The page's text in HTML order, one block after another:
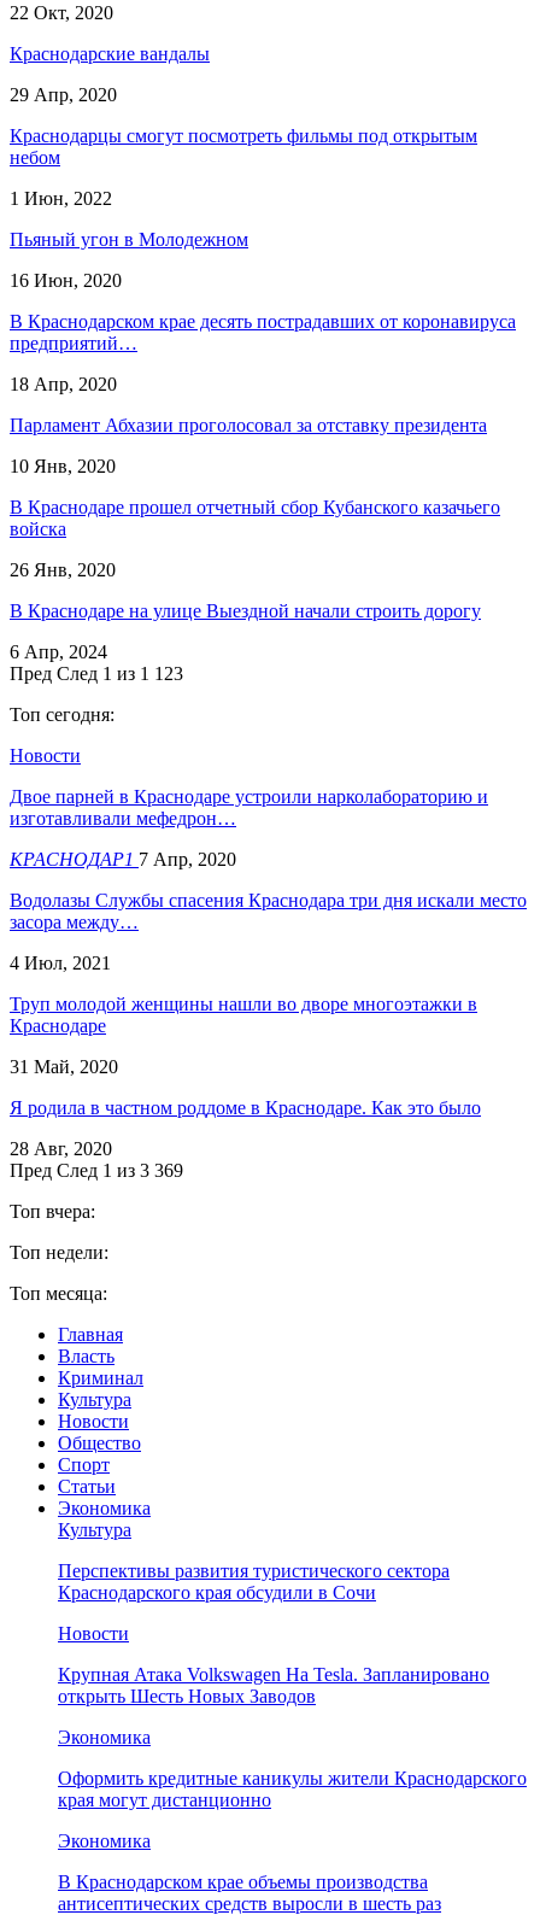
22 Окт, 2020
Краснодарские вандалы
29 Апр, 2020
Краснодарцы смогут посмотреть фильмы под открытым
небом
1 Июн, 2022
Пьяный угон в Молодежном
16 Июн, 2020
В Краснодарском крае десять пострадавших от коронавируса
предприятий…
18 Апр, 2020
Парламент Абхазии проголосовал за отставку президента
10 Янв, 2020
В Краснодаре прошел отчетный сбор Кубанского казачьего
войска
26 Янв, 2020
В Краснодаре на улице Выездной начали строить дорогу
6 Апр, 2024
Пред След 1 из 1 123
Топ сегодня:
Новости
Двое парней в Краснодаре устроили нарколабораторию и
изготавливали мефедрон…
КРАСНОДАР1 7 Апр, 2020
Водолазы Службы спасения Краснодара три дня искали место
засора между…
4 Июл, 2021
Труп молодой женщины нашли во дворе многоэтажки в
Краснодаре
31 Май, 2020
Я родила в частном роддоме в Краснодаре. Как это было
28 Авг, 2020
Пред След 1 из 3 369
Топ вчера:
Топ недели:
Топ месяца:
Главная
Власть
Криминал
Культура
Новости
Общество
Спорт
Статьи
Экономика
Культура
Перспективы развития туристического сектора
Краснодарского края обсудили в Сочи
Новости
Крупная Атака Volkswagen На Tesla. Запланировано
открыть Шесть Новых Заводов
Экономика
Оформить кредитные каникулы жители Краснодарского
края могут дистанционно
Экономика
В Краснодарском крае объемы производства
антисептических средств выросли в шесть раз